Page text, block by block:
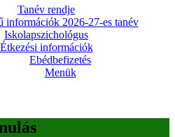
Tanév rendje
információk 2026-27-es tanév
Iskolapszichológus
Étkezési információk
Ebédbefizetés
Menük